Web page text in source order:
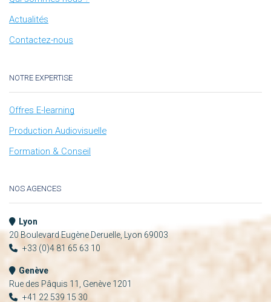
Actualités
Contactez-nous
NOTRE EXPERTISE
Offres E-learning
Production Audiovisuelle
Formation & Conseil
NOS AGENCES
Lyon
20 Boulevard Eugène Deruelle, Lyon 69003
+33 (0)4 81 65 63 10
Genève
Rue des Pâquis 11, Genève 1201
+41 22 539 15 30